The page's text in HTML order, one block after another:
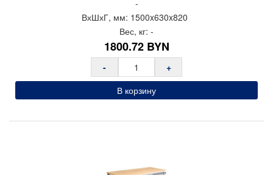
-
ВхШхГ, мм: 1500x630x820
Вес, кг: -
1800.72 BYN
-
+
В корзину